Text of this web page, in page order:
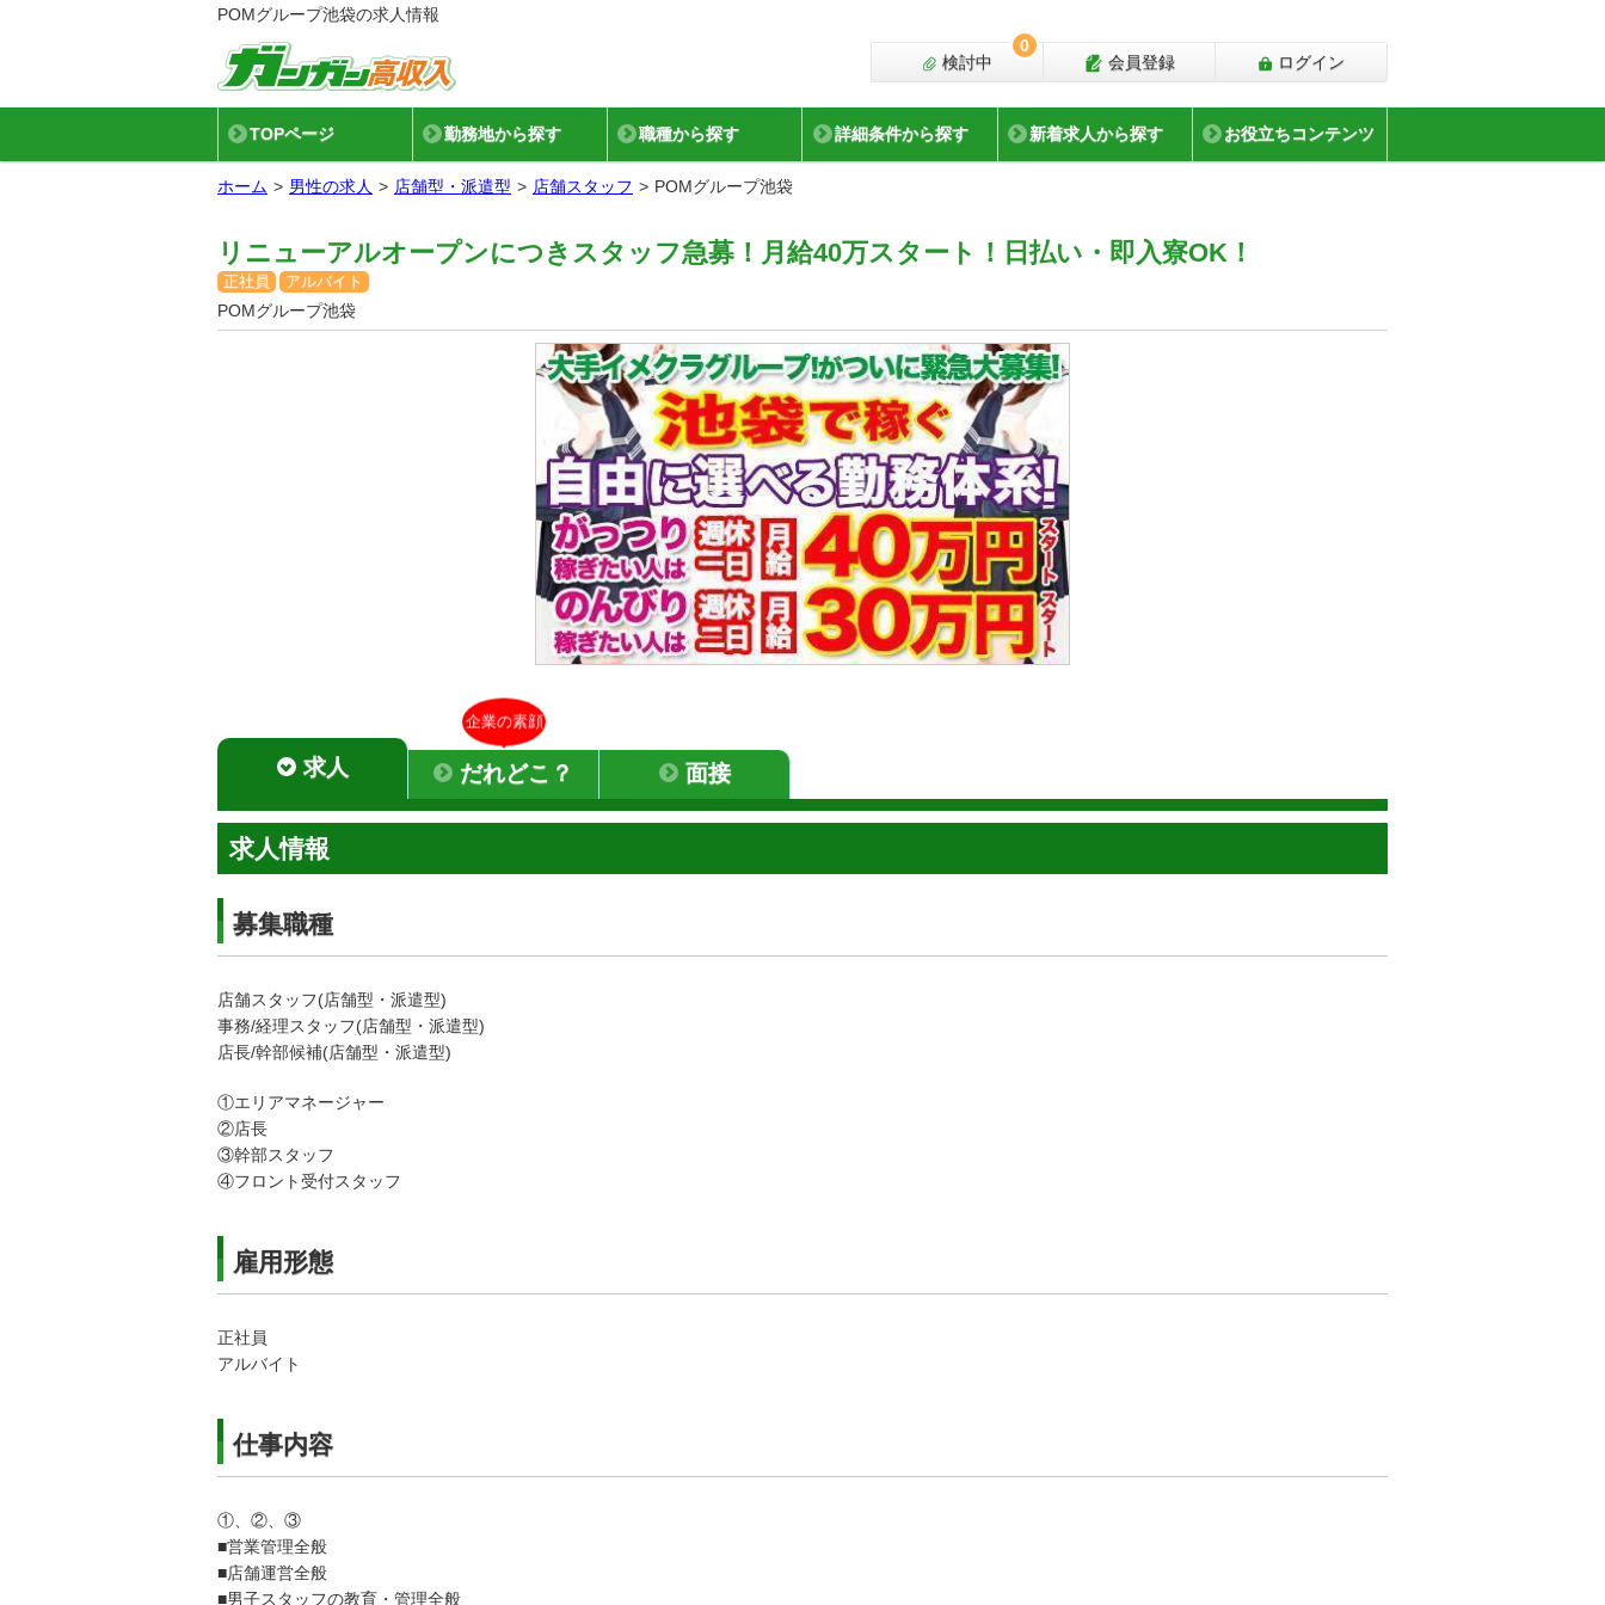
POMグループ池袋の求人情報
ログイン
会員登録
検討中
0
TOPページ 勤務地から探す 職種から探す 詳細条件から探す 新着求人から探す お役立ちコンテンツ
ホーム 男性の求人 店舗型・派遣型 店舗スタッフ POMグループ池袋
リニューアルオープンにつきスタッフ急募！月給40万スタート！日払い・即入寮OK！
正社員 アルバイト
POMグループ池袋
求人
企業の素顔
だれどこ？ 面接
求人情報
募集職種
店舗スタッフ(店舗型・派遣型)
事務/経理スタッフ(店舗型・派遣型)
店長/幹部候補(店舗型・派遣型)
①エリアマネージャー
②店長
③幹部スタッフ
④フロント受付スタッフ
雇用形態
正社員
アルバイト
仕事内容
①、②、③
■営業管理全般
■店舗運営全般
■男子スタッフの教育・管理全般